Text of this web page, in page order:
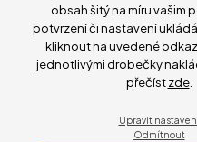
obsah šitý na míru vašim
potvrzení či nastavení
kliknout na uvedené
jednotlivými drobečky
přečístzde.
Upravit
Odmítnout